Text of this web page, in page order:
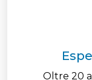
Oltre 20